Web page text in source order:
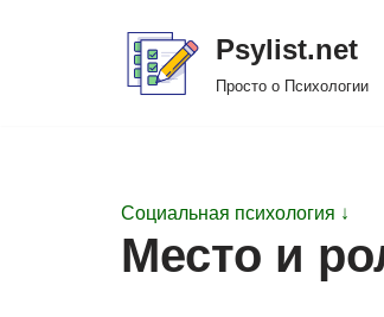
Psylist.net
Просто о Психологии
Социальная психология ↓
Место и